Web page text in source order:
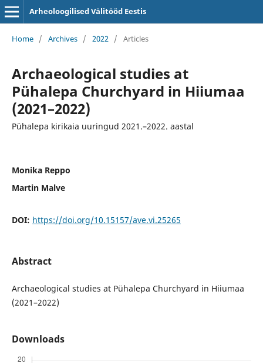
Arheoloogilised Välitööd Eestis
Home / Archives / 2022 / Articles
Archaeological studies at
Pühalepa Churchyard in Hiiumaa
(2021–2022)
Pühalepa kirikaia uuringud 2021.–2022. aastal
Monika Reppo
Martin Malve
DOI: https://doi.org/10.15157/ave.vi.25265
Abstract
Archaeological studies at Pühalepa Churchyard in Hiiumaa
(2021–2022)
Downloads